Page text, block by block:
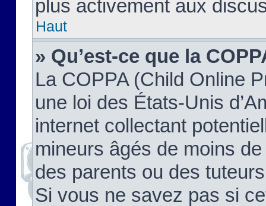
plus activement aux
Haut
» Qu’est-ce que la
La COPPA (Child Online
une loi des États-Unis
internet collectant
mineurs âgés de moins
des parents ou des
Si vous ne savez pas si